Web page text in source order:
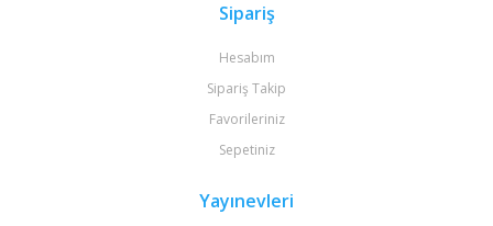
Sipariş
Hesabım
Sipariş Takip
Favorileriniz
Sepetiniz
Yayınevleri